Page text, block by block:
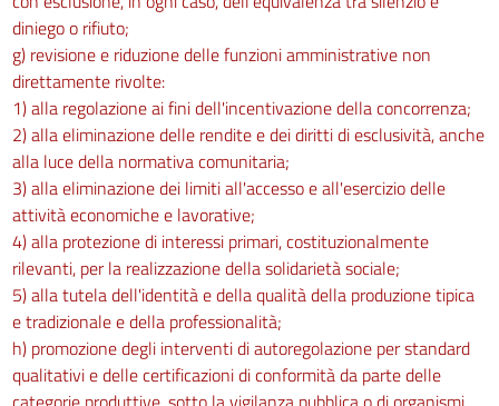
diniego o rifiuto;
g) revisione e riduzione delle funzioni amministrative non
direttamente rivolte:
1) alla regolazione ai fini dell'incentivazione della concorrenza;
2) alla eliminazione delle rendite e dei diritti di esclusività, anche
alla luce della normativa comunitaria;
3) alla eliminazione dei limiti all'accesso e all'esercizio delle
attività economiche e lavorative;
4) alla protezione di interessi primari, costituzionalmente
rilevanti, per la realizzazione della solidarietà sociale;
5) alla tutela dell'identità e della qualità della produzione tipica
e tradizionale e della professionalità;
h) promozione degli interventi di autoregolazione per standard
qualitativi e delle certificazioni di conformità da parte delle